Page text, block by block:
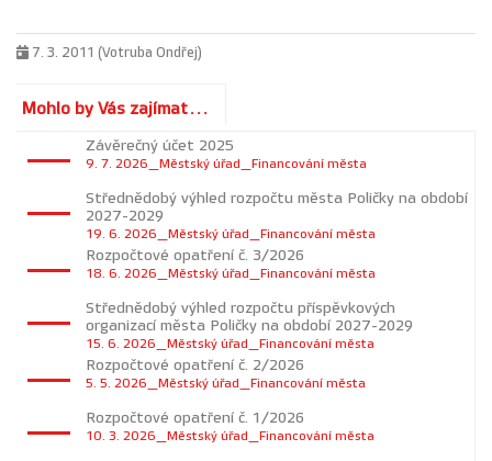
7. 3. 2011 (Votruba Ondřej)
Mohlo by Vás zajímat...
Závěrečný účet 2025
9. 7. 2026_Městský úřad_Financování města
Střednědobý výhled rozpočtu města Poličky na období
2027-2029
19. 6. 2026_Městský úřad_Financování města
Rozpočtové opatření č. 3/2026
18. 6. 2026_Městský úřad_Financování města
Střednědobý výhled rozpočtu příspěvkových
organizací města Poličky na období 2027-2029
15. 6. 2026_Městský úřad_Financování města
Rozpočtové opatření č. 2/2026
5. 5. 2026_Městský úřad_Financování města
Rozpočtové opatření č. 1/2026
10. 3. 2026_Městský úřad_Financování města